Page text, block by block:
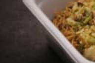
エンタメ